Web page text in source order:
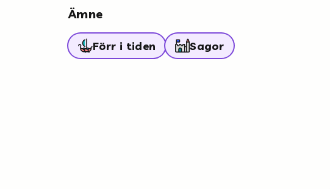
Ämne
Förr i tiden Sagor